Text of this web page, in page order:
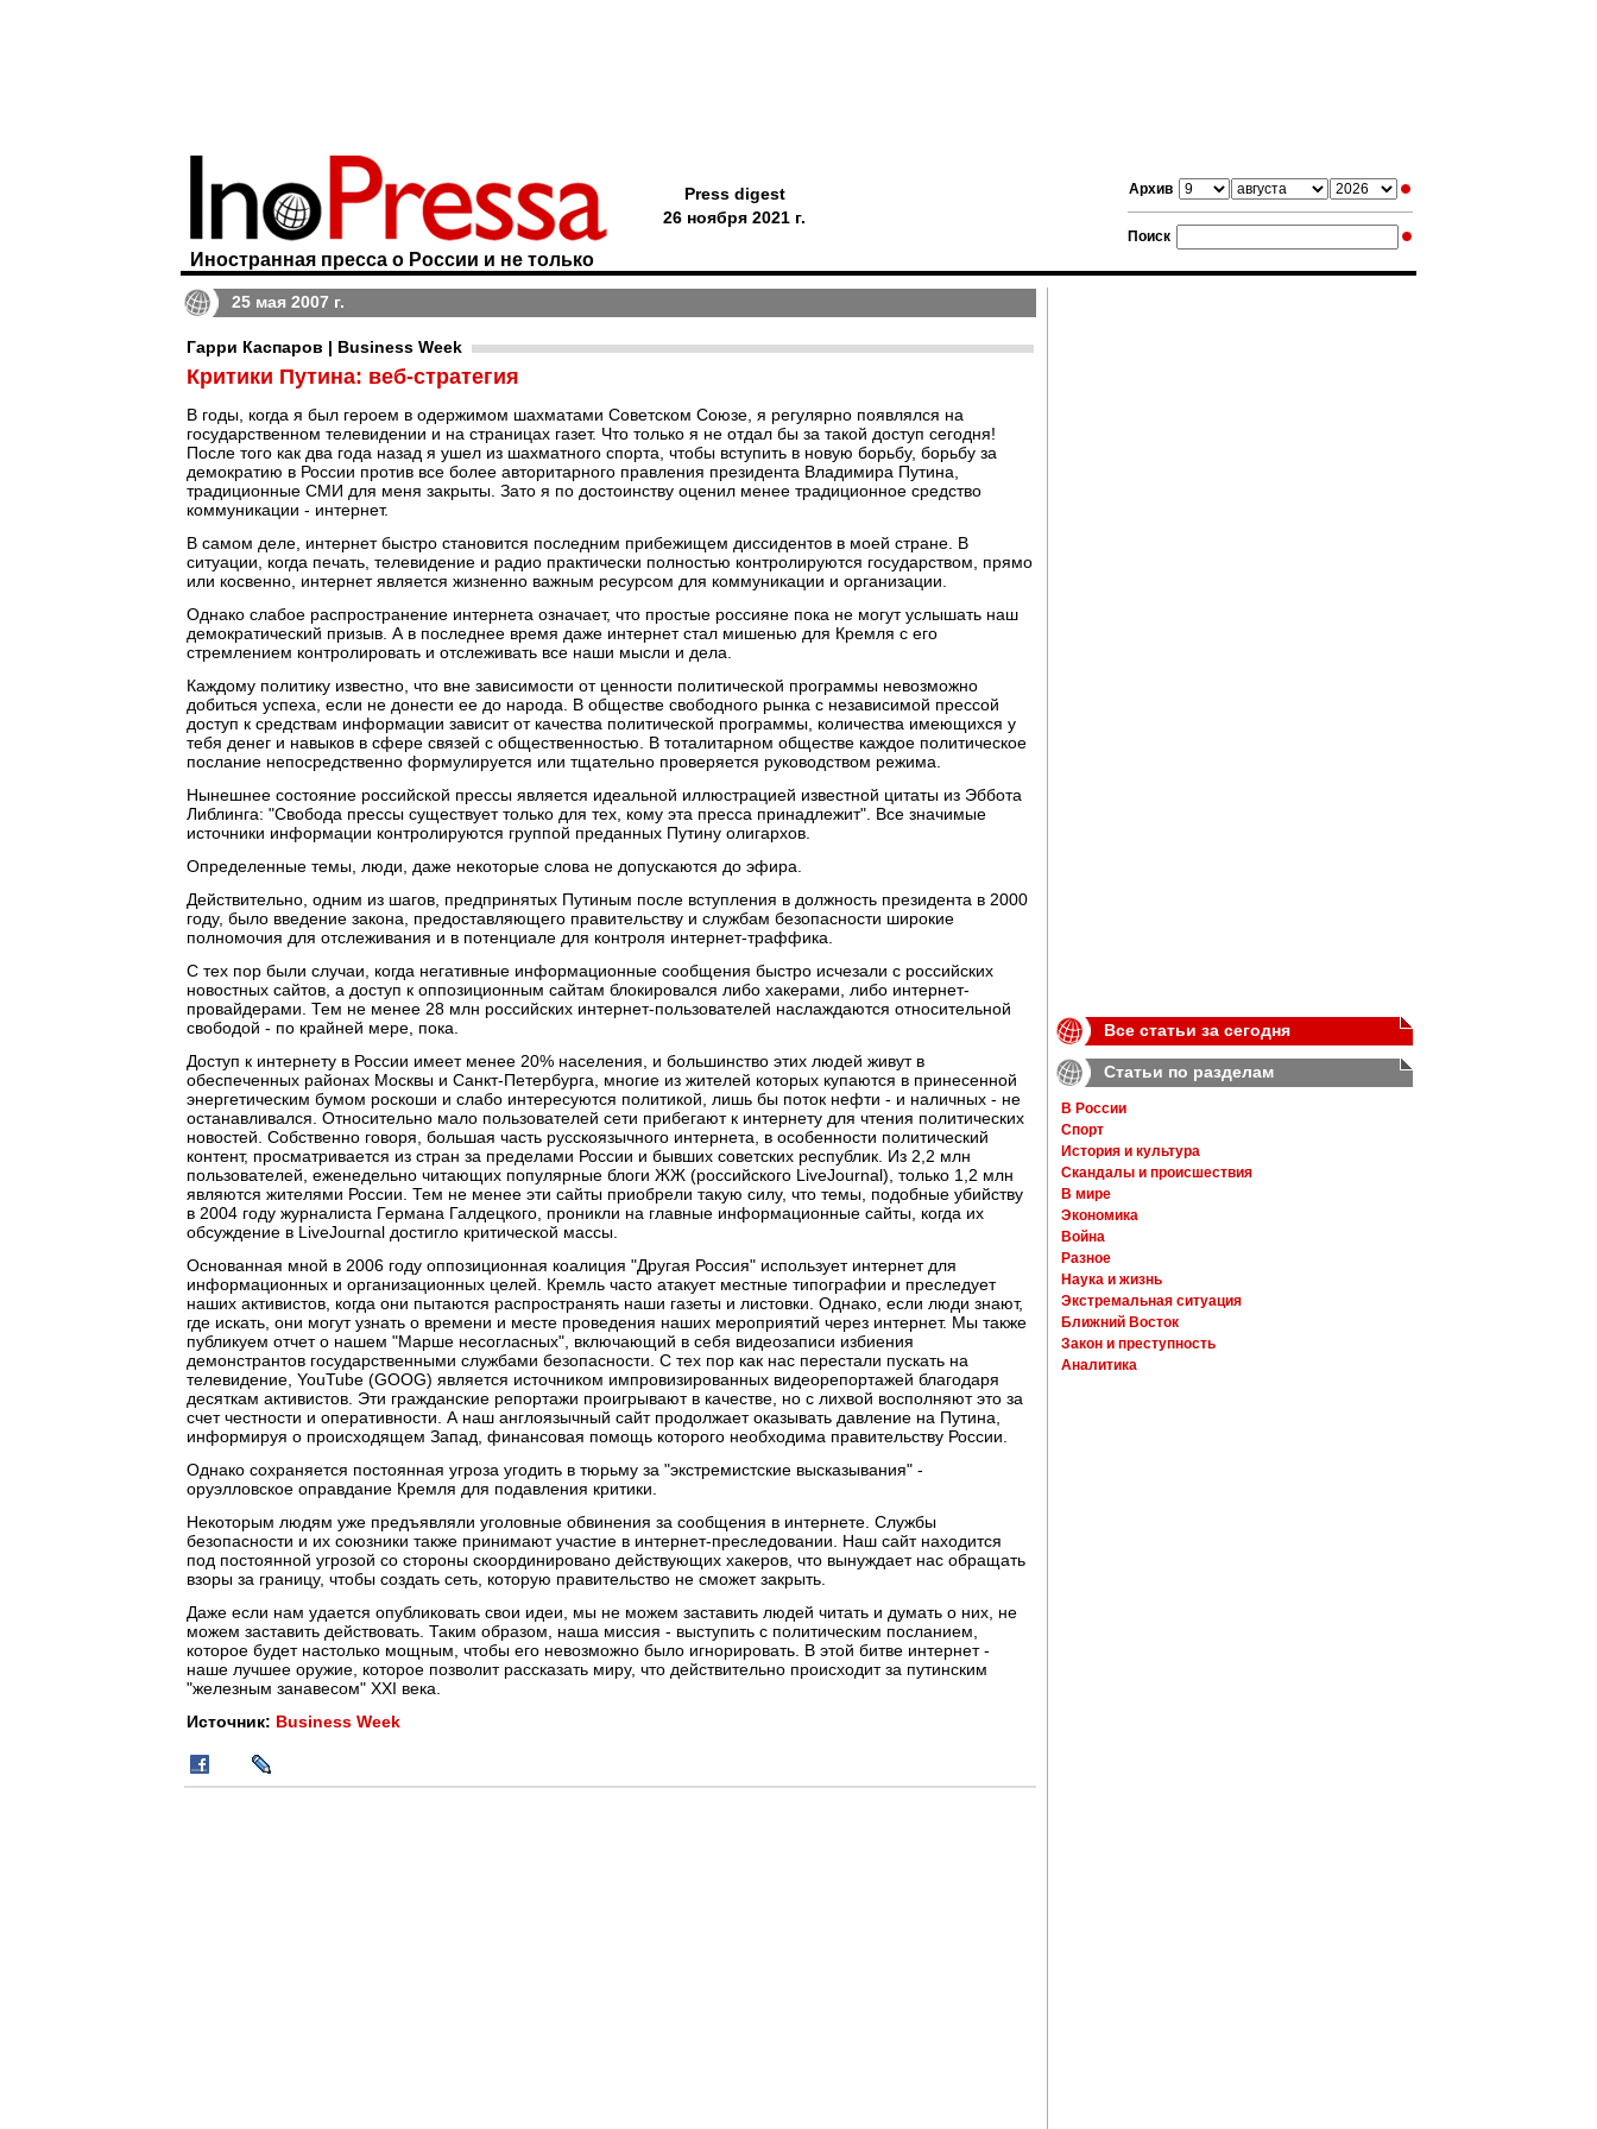
Архив
Поиск
Иностранная пресса о России и не только
Press digest
26 ноября 2021 г.
25 мая 2007 г.
Гарри Каспаров | Business Week
Критики Путина: веб-стратегия
В годы, когда я был героем в одержимом шахматами Советском Союзе, я регулярно появлялся на
государственном телевидении и на страницах газет. Что только я не отдал бы за такой доступ сегодня!
После того как два года назад я ушел из шахматного спорта, чтобы вступить в новую борьбу, борьбу за
демократию в России против все более авторитарного правления президента Владимира Путина,
традиционные СМИ для меня закрыты. Зато я по достоинству оценил менее традиционное средство
коммуникации - интернет.
В самом деле, интернет быстро становится последним прибежищем диссидентов в моей стране. В
ситуации, когда печать, телевидение и радио практически полностью контролируются государством, прямо
или косвенно, интернет является жизненно важным ресурсом для коммуникации и организации.
Однако слабое распространение интернета означает, что простые россияне пока не могут услышать наш
демократический призыв. А в последнее время даже интернет стал мишенью для Кремля с его
стремлением контролировать и отслеживать все наши мысли и дела.
Каждому политику известно, что вне зависимости от ценности политической программы невозможно
добиться успеха, если не донести ее до народа. В обществе свободного рынка с независимой прессой
доступ к средствам информации зависит от качества политической программы, количества имеющихся у
тебя денег и навыков в сфере связей с общественностью. В тоталитарном обществе каждое политическое
послание непосредственно формулируется или тщательно проверяется руководством режима.
Нынешнее состояние российской прессы является идеальной иллюстрацией известной цитаты из Эббота
Либлинга: "Свобода прессы существует только для тех, кому эта пресса принадлежит". Все значимые
источники информации контролируются группой преданных Путину олигархов.
Определенные темы, люди, даже некоторые слова не допускаются до эфира.
Действительно, одним из шагов, предпринятых Путиным после вступления в должность президента в 2000
году, было введение закона, предоставляющего правительству и службам безопасности широкие
полномочия для отслеживания и в потенциале для контроля интернет-траффика.
С тех пор были случаи, когда негативные информационные сообщения быстро исчезали с российских
новостных сайтов, а доступ к оппозиционным сайтам блокировался либо хакерами, либо интернет-
провайдерами. Тем не менее 28 млн российских интернет-пользователей наслаждаются относительной
свободой - по крайней мере, пока.
Доступ к интернету в России имеет менее 20% населения, и большинство этих людей живут в
обеспеченных районах Москвы и Санкт-Петербурга, многие из жителей которых купаются в принесенной
энергетическим бумом роскоши и слабо интересуются политикой, лишь бы поток нефти - и наличных - не
останавливался. Относительно мало пользователей сети прибегают к интернету для чтения политических
новостей. Собственно говоря, большая часть русскоязычного интернета, в особенности политический
контент, просматривается из стран за пределами России и бывших советских республик. Из 2,2 млн
пользователей, еженедельно читающих популярные блоги ЖЖ (российского LiveJournal), только 1,2 млн
являются жителями России. Тем не менее эти сайты приобрели такую силу, что темы, подобные убийству
в 2004 году журналиста Германа Галдецкого, проникли на главные информационные сайты, когда их
обсуждение в LiveJournal достигло критической массы.
Основанная мной в 2006 году оппозиционная коалиция "Другая Россия" использует интернет для
информационных и организационных целей. Кремль часто атакует местные типографии и преследует
наших активистов, когда они пытаются распространять наши газеты и листовки. Однако, если люди знают,
где искать, они могут узнать о времени и месте проведения наших мероприятий через интернет. Мы также
публикуем отчет о нашем "Марше несогласных", включающий в себя видеозаписи избиения
демонстрантов государственными службами безопасности. С тех пор как нас перестали пускать на
телевидение, YouTube (GOOG) является источником импровизированных видеорепортажей благодаря
десяткам активистов. Эти гражданские репортажи проигрывают в качестве, но с лихвой восполняют это за
счет честности и оперативности. А наш англоязычный сайт продолжает оказывать давление на Путина,
информируя о происходящем Запад, финансовая помощь которого необходима правительству России.
Однако сохраняется постоянная угроза угодить в тюрьму за "экстремистские высказывания" -
оруэлловское оправдание Кремля для подавления критики.
Некоторым людям уже предъявляли уголовные обвинения за сообщения в интернете. Службы
безопасности и их союзники также принимают участие в интернет-преследовании. Наш сайт находится
под постоянной угрозой со стороны скоординировано действующих хакеров, что вынуждает нас обращать
взоры за границу, чтобы создать сеть, которую правительство не сможет закрыть.
Даже если нам удается опубликовать свои идеи, мы не можем заставить людей читать и думать о них, не
можем заставить действовать. Таким образом, наша миссия - выступить с политическим посланием,
которое будет настолько мощным, чтобы его невозможно было игнорировать. В этой битве интернет -
наше лучшее оружие, которое позволит рассказать миру, что действительно происходит за путинским
"железным занавесом" XXI века.
Источник: Business Week
Все статьи за сегодня
Статьи по разделам
В России
Спорт
История и культура
Скандалы и происшествия
В мире
Экономика
Война
Разное
Наука и жизнь
Экстремальная ситуация
Ближний Восток
Закон и преступность
Аналитика